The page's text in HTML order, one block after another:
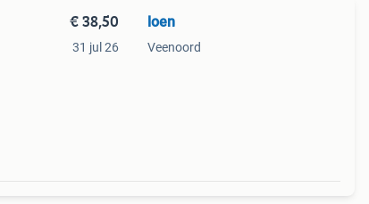
€ 38,50
31 jul 26
loen
Veenoord